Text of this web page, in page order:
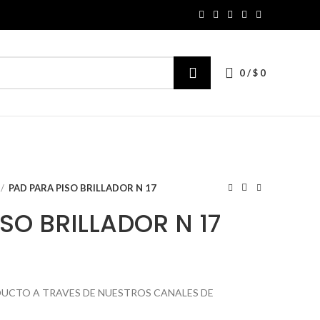
0/$ 0
PAD PARA PISO BRILLADOR N 17
BRILLADOR N 17
A TRAVES DE NUESTROS CANALES DE